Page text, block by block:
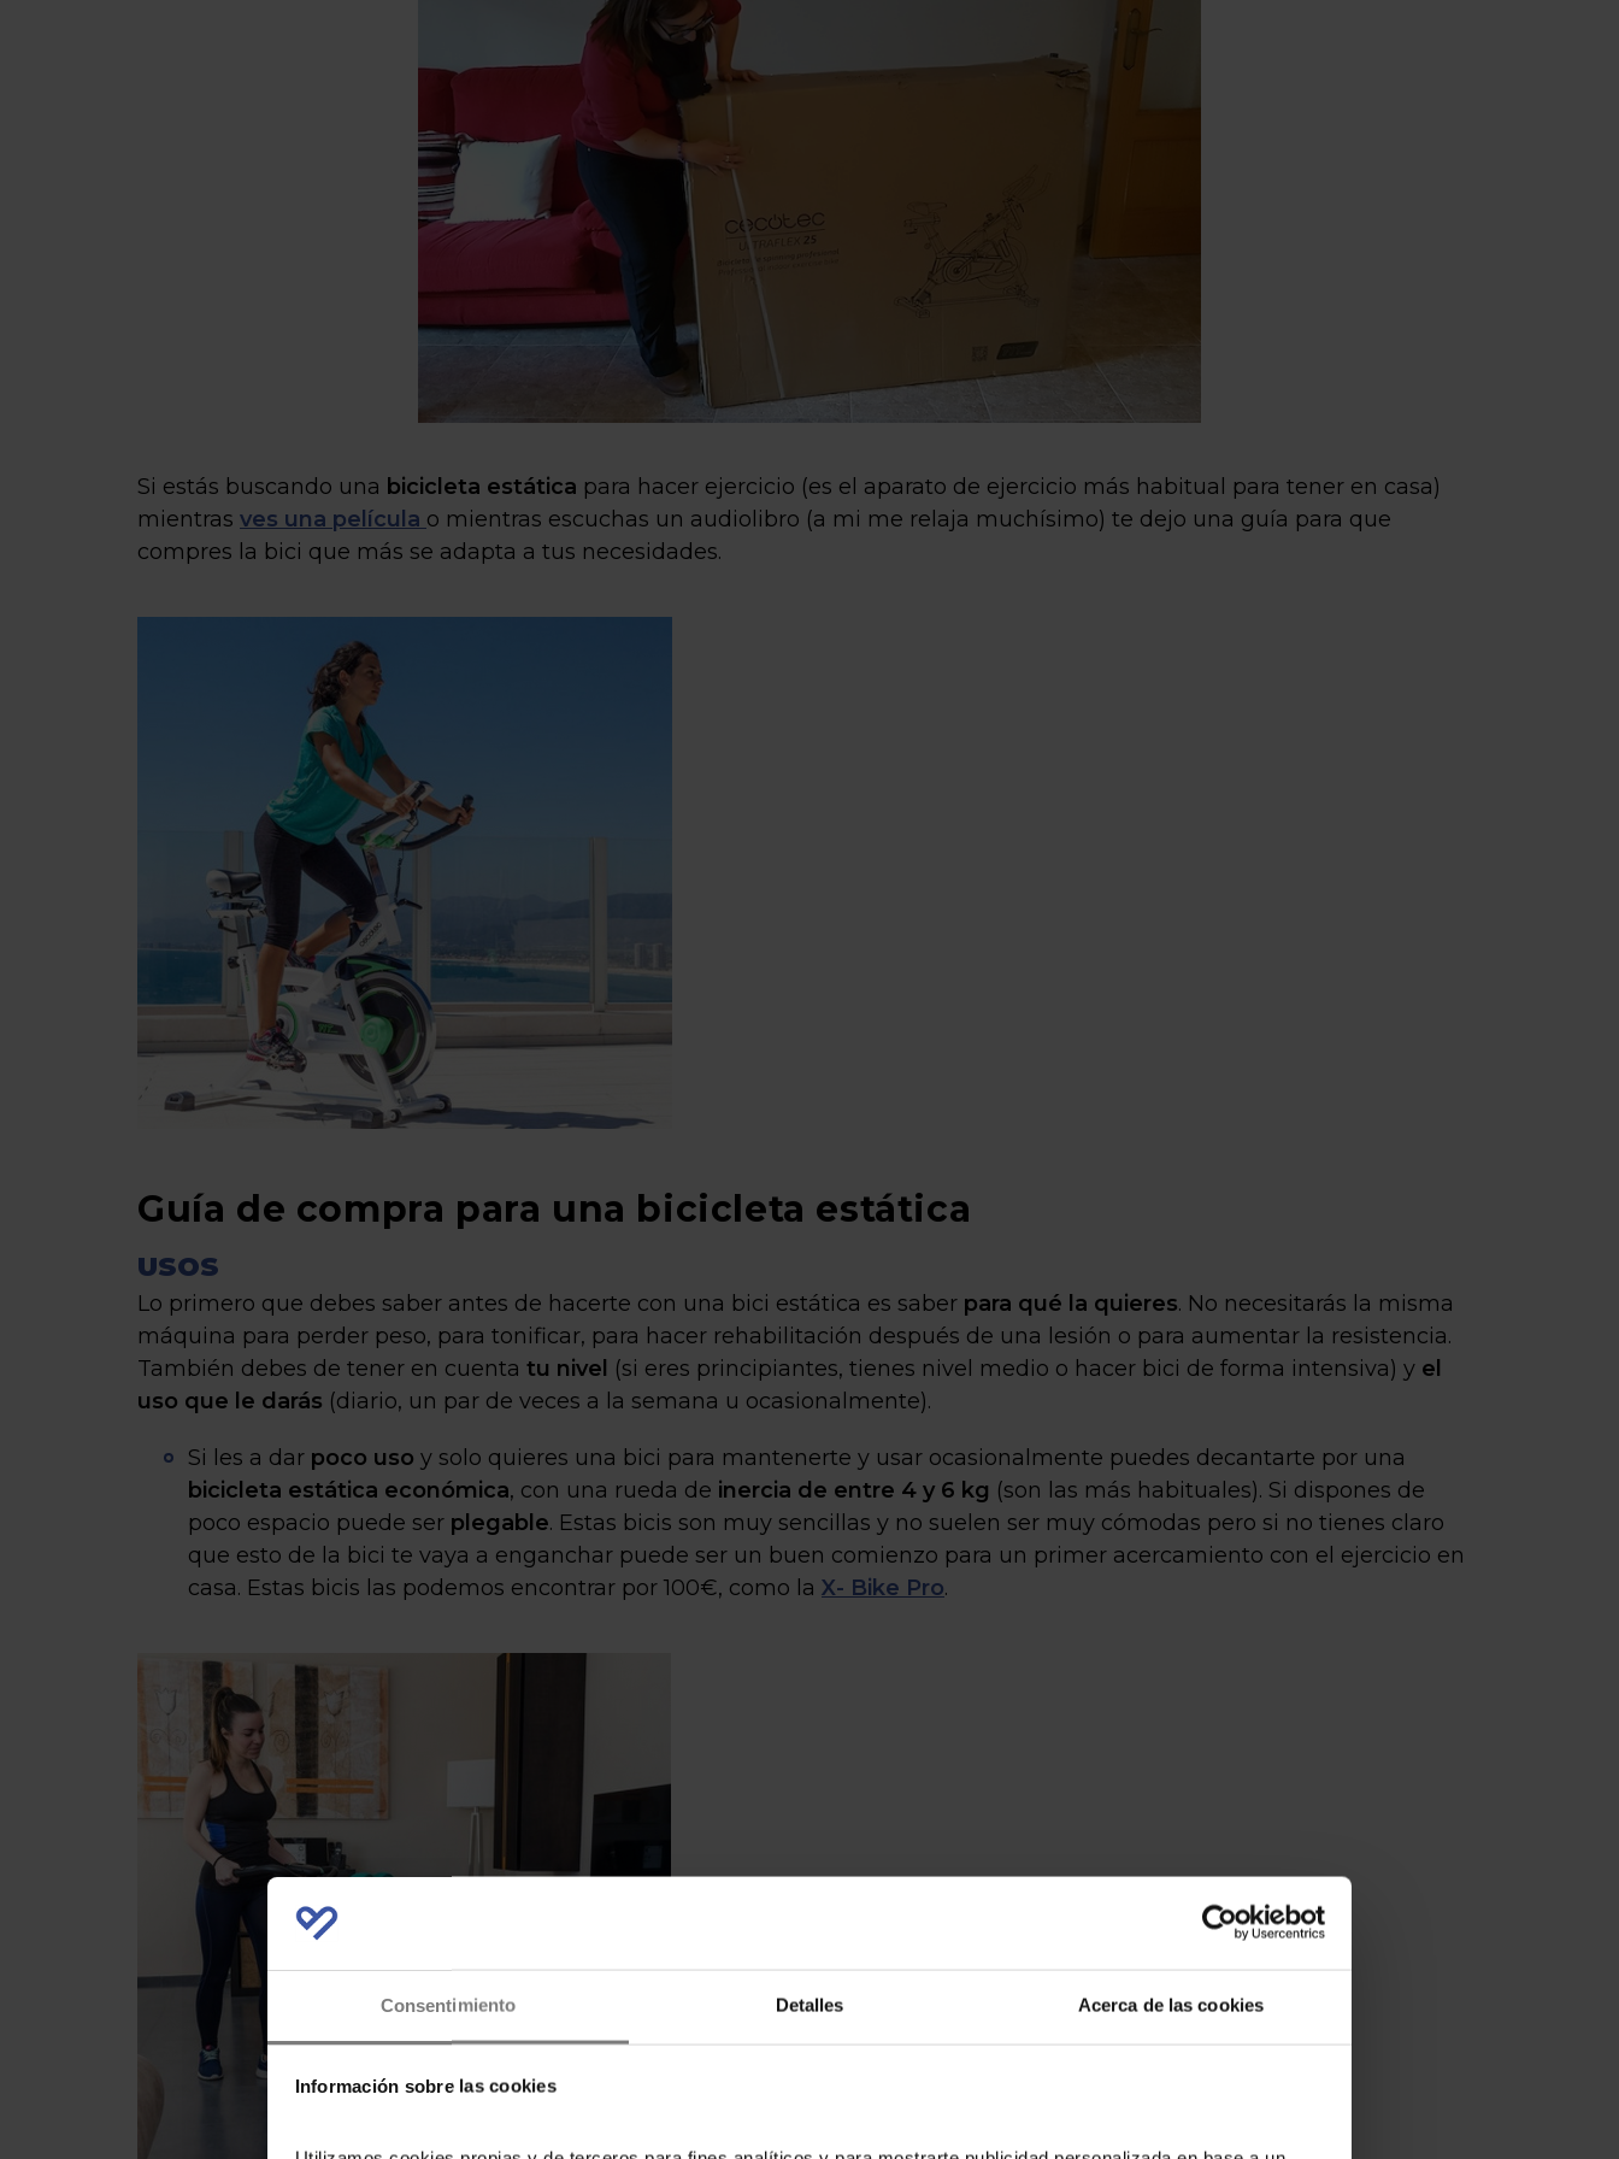
Consentimiento Detalles Acerca de las cookies
Información sobre las cookies
Si estás buscando una bicicleta estática para hacer ejercicio (es el aparato de ejercicio más habitual para tener en casa)
mientras ves una película o mientras escuchas un audiolibro (a mi me relaja muchísimo) te dejo una guía para que
compres la bici que más se adapta a tus necesidades.
Guía de compra para una bicicleta estática
USOS
Lo primero que debes saber antes de hacerte con una bici estática es saber para qué la quieres. No necesitarás la misma
máquina para perder peso, para tonificar, para hacer rehabilitación después de una lesión o para aumentar la resistencia.
También debes de tener en cuenta tu nivel (si eres principiantes, tienes nivel medio o hacer bici de forma intensiva) y el
uso que le darás (diario, un par de veces a la semana u ocasionalmente).
Si les a dar poco uso y solo quieres una bici para mantenerte y usar ocasionalmente puedes decantarte por una
bicicleta estática económica, con una rueda de inercia de entre 4 y 6 kg (son las más habituales). Si dispones de
poco espacio puede ser plegable. Estas bicis son muy sencillas y no suelen ser muy cómodas pero si no tienes claro
que esto de la bici te vaya a enganchar puede ser un buen comienzo para un primer acercamiento con el ejercicio en
casa. Estas bicis las podemos encontrar por 100€, como la X- Bike Pro.